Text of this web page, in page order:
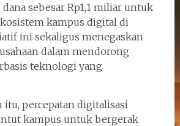
sebesar Rp1,1 miliar untuk
kampus digital di
ini sekaligus menegaskan
dalam mendorong
teknologi yang
itu, percepatan digitalisasi
kampus untuk bergerak